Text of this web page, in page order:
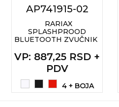
AP741915-02
RARIAX
SPLASHPROOD
BLUETOOTH ZVUČNIK
VP: 887,25 RSD +
PDV
4 + BOJA